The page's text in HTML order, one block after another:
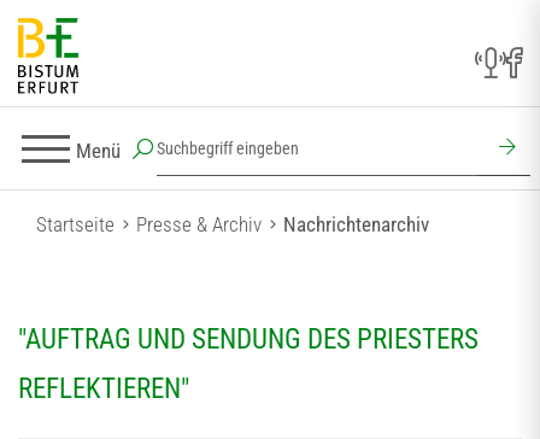
Menü
Startseite Presse & Archiv Nachrichtenarchiv
"AUFTRAG UND SENDUNG DES PRIESTERS
REFLEKTIEREN"